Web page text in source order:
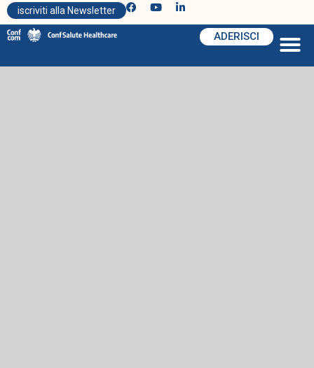
iscriviti alla Newsletter
ADERISCI